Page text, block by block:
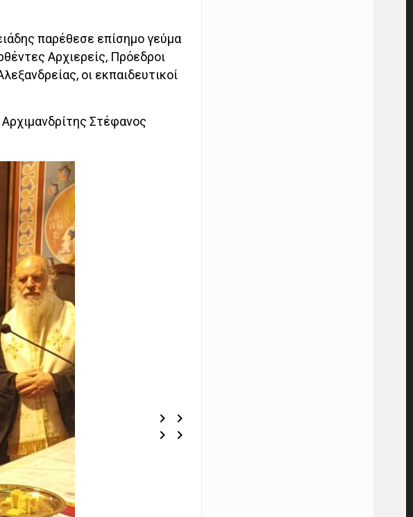
παρέθεσε επίσημο γεύμα
Αρχιερείς, Πρόεδροι
οι εκπαιδευτικοί
Στέφανος